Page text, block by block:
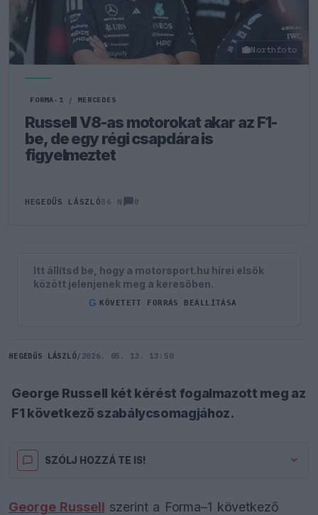
Northfoto
FORMA-1 / MERCEDES
Russell V8-as motorokat akar az F1-
be, de egy régi csapdára is
figyelmeztet
HEGEDŰS LÁSZLÓ86 N 0
Itt állítsd be, hogy a motorsport.hu hírei elsők
között jelenjenek meg a keresőben.
G KÖVETETT FORRÁS BEÁLLÍTÁSA
HEGEDŰS LÁSZLÓ/ 2026. 05. 13. 13:50
George Russell két kérést fogalmazott meg az
F1 következő szabálycsomagjához.
SZÓLJ HOZZÁ TE IS!
George Russell szerint a Forma–1 következő